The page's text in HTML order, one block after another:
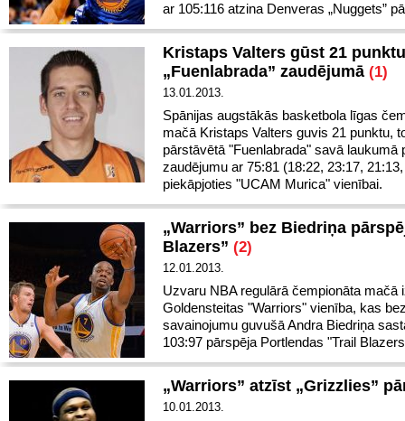
ar 105:116 atzina Denveras „Nuggets”
Kristaps Valters gūst 21 punktu
„Fuenlabrada” zaudējumā (1)
13.01.2013.
Spānijas augstākās basketbola līgas
mačā Kristaps Valters guvis 21 punktu,
pārstāvētā "Fuenlabrada" savā laukumā
zaudējumu ar 75:81 (18:22, 23:17,
piekāpjoties "UCAM Murica" vienībai.
„Warriors” bez Biedriņa
Blazers” (2)
12.01.2013.
Uzvaru NBA regulārā čempionāta mačā
Goldensteitas "Warriors" vienība, kas
savainojumu guvušā Andra Biedriņa
103:97 pārspēja Portlendas "Trail
„Warriors” atzīst „Grizzlies”
10.01.2013.